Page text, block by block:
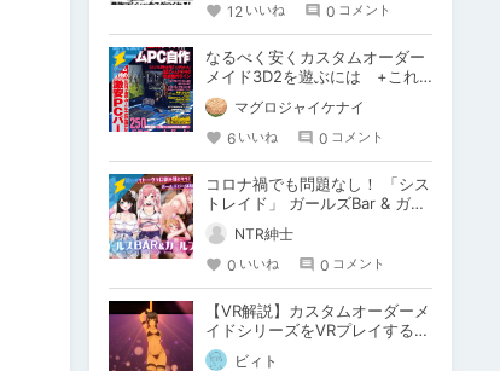
12 いいね 0 コメント
なるべく安くカスタムオーダー
メイド3D2を遊ぶには +これ
からの３Dエロゲ界隈に望むこ
と
マグロジャイケナイ
6 いいね 0 コメント
コロナ禍でも問題なし！ 「シス
トレイド」 ガールズBar & ガー
ルズ!
NTR紳士
0 いいね 0 コメント
【VR解説】カスタムオーダーメ
イドシリーズをVRプレイする為
の準備と操作方法
ビィト